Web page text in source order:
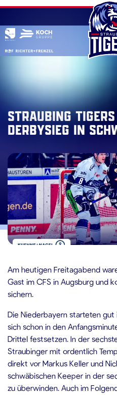
Skip
content
Straubing
Derbysieg in
Am heutigen Freitagabend
Gast im CFS in Augsburg und
sichern.
Die Niederbayern starteten
sich schon in den
Drittel festsetzen. In der
Straubinger mit ordentlich
direkt vor Markus Keller und
schwäbischen Keeper in der
zu überwinden. Auch im